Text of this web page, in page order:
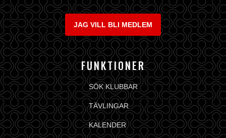
JAG VILL BLI MEDLEM
FUNKTIONER
SÖK KLUBBAR
TÄVLINGAR
KALENDER